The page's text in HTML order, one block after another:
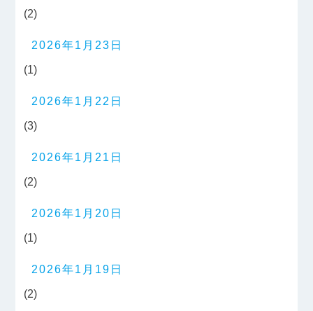
(2)
2026年1月23日
(1)
2026年1月22日
(3)
2026年1月21日
(2)
2026年1月20日
(1)
2026年1月19日
(2)